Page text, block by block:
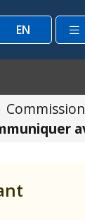
EN